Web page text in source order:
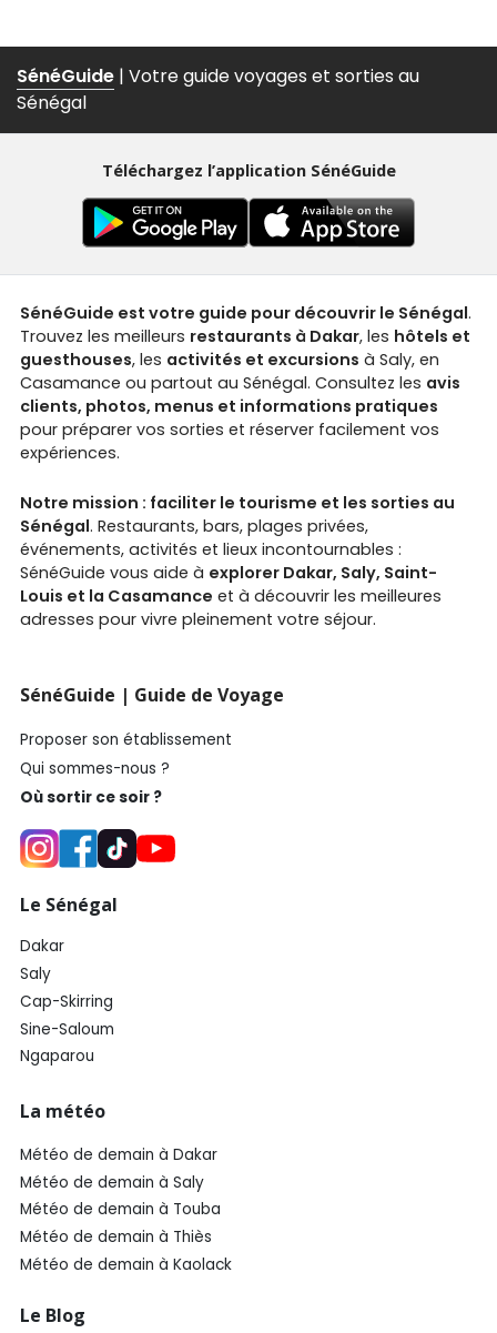
SénéGuide | Votre guide voyages et sorties au
Sénégal
Téléchargez l’application SénéGuide
SénéGuide est votre guide pour découvrir le Sénégal.
Trouvez les meilleurs restaurants à Dakar, les hôtels et
guesthouses, les activités et excursions à Saly, en
Casamance ou partout au Sénégal. Consultez les avis
clients, photos, menus et informations pratiques
pour préparer vos sorties et réserver facilement vos
expériences.
Notre mission : faciliter le tourisme et les sorties au
Sénégal. Restaurants, bars, plages privées,
événements, activités et lieux incontournables :
SénéGuide vous aide à explorer Dakar, Saly, Saint-
Louis et la Casamance et à découvrir les meilleures
adresses pour vivre pleinement votre séjour.
SénéGuide | Guide de Voyage
Proposer son établissement
Qui sommes-nous ?
Où sortir ce soir ?
Le Sénégal
Dakar
Saly
Cap-Skirring
Sine-Saloum
Ngaparou
La météo
Météo de demain à Dakar
Météo de demain à Saly
Météo de demain à Touba
Météo de demain à Thiès
Météo de demain à Kaolack
Le Blog